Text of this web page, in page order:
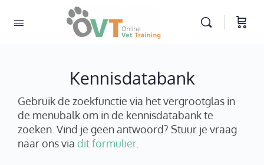
Kennisdatabank
Gebruik de zoekfunctie via het vergrootglas in
de menubalk om in de kennisdatabank te
zoeken. Vind je geen antwoord? Stuur je vraag
naar ons via dit formulier.